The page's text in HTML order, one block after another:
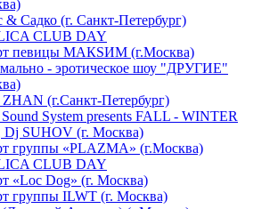
& Садко (г. Санкт-Петербург)
CLUB DAY
певицы МАКSИМ (г.Москва)
- эротическое шоу "ДРУГИЕ"
(г.Санкт-Петербург)
Sound System presents FALL - WINTER
Dj SUHOV (г. Москва)
группы «PLAZMA» (г.Москва)
CLUB DAY
«Loc Dog» (г. Москва)
группы ILWT (г. Москва)